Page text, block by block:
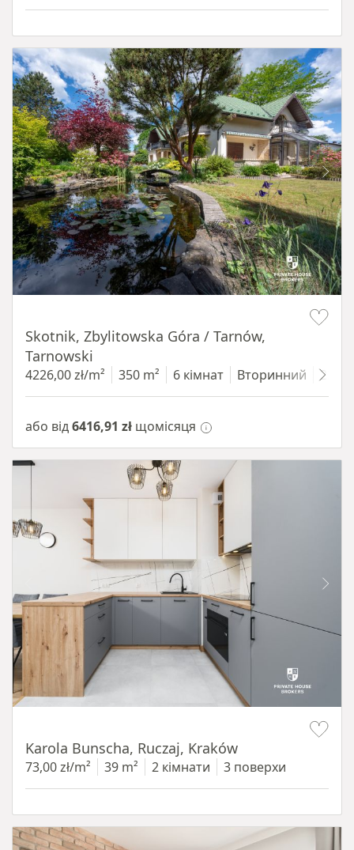
Skotnik, Zbylitowska Góra / Tarnów,
Tarnowski
4226,00 zł/m² 350 m² 6 кімнат Вторинний 2200
або від6416,91 zł щомісяця
Karola Bunscha, Ruczaj, Kraków
73,00 zł/m² 39 m² 2 кімнати 3 поверхи